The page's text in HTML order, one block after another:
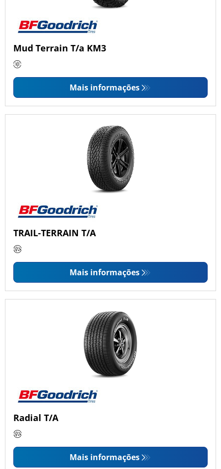
Mud Terrain T/a KM3
Mais informações
TRAIL-TERRAIN T/A
Mais informações
Radial T/A
Mais informações